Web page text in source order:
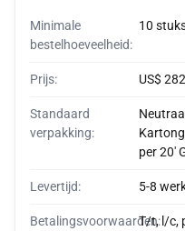
Minimale
bestelhoeveelheid:
10
Prijs: US$
Standaard
verpakking:
per 20'
Levertijd: 5-8
Betalingsvoorwaarden:
T/t, l/c,